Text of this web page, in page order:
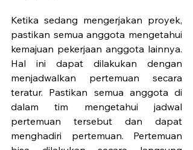
Ketika sedang mengerjakan proyek,
pastikan semua anggota mengetahui
kemajuan pekerjaan anggota lainnya.
Hal ini dapat dilakukan dengan
menjadwalkan pertemuan secara
teratur. Pastikan semua anggota di
dalam tim mengetahui jadwal
pertemuan tersebut dan dapat
menghadiri pertemuan. Pertemuan